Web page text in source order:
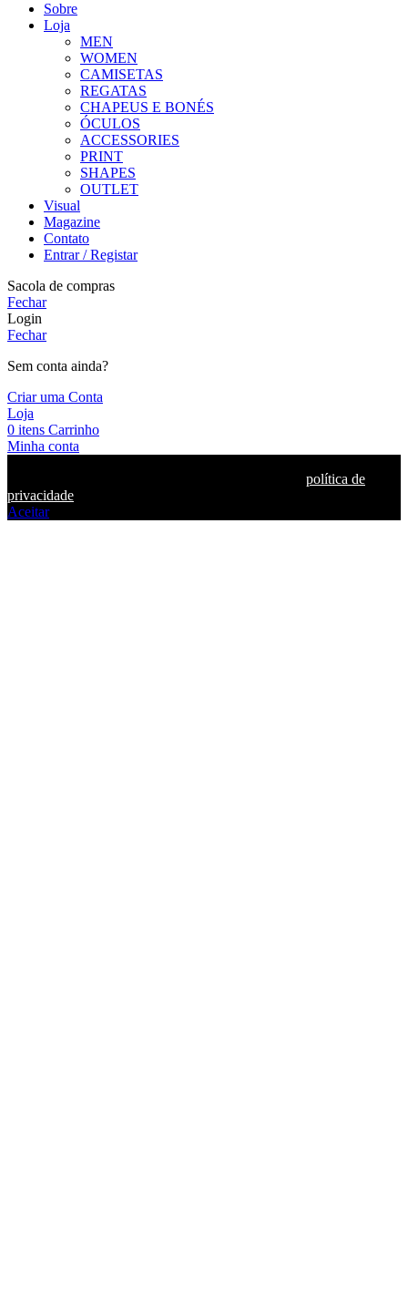
Sobre
Loja
MEN
WOMEN
CAMISETAS
REGATAS
CHAPEUS E BONÉS
ÓCULOS
ACCESSORIES
PRINT
SHAPES
OUTLET
Visual
Magazine
Contato
Entrar / Registar
Sacola de compras
Fechar
Login
Fechar
Sem conta ainda?
Criar uma Conta
Loja
0 itens Carrinho
Minha conta
política de
privacidade
Aceitar